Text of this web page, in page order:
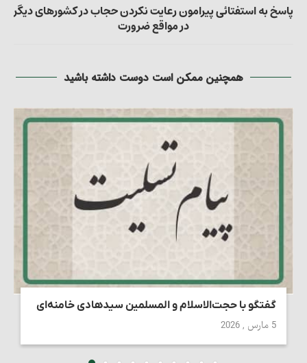
پاسخ به استفتائی پیرامون رعایت نکردن حجاب در کشورهای دیگر
در مواقع ضرورت
همچنین ممکن است دوست داشته باشید
گفتگو با حجت‌الاسلام و المسلمین سیدهادی خامنه‌ای
5 مارس , 2026